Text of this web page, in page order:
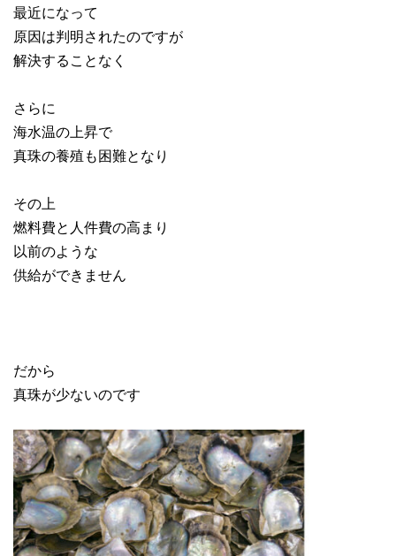
最近になって
原因は判明されたのですが
解決することなく
さらに
海水温の上昇で
真珠の養殖も困難となり
その上
燃料費と人件費の高まり
以前のような
供給ができません
だから
真珠が少ないのです